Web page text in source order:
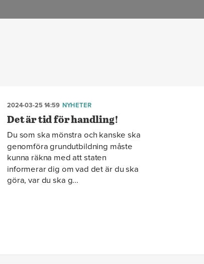
2024-03-25 14:59 NYHETER
Det är tid för handling!
Du som ska mönstra och kanske ska
genomföra grundutbildning måste
kunna räkna med att staten
informerar dig om vad det är du ska
göra, var du ska g...